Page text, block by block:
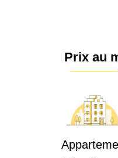
Prix au